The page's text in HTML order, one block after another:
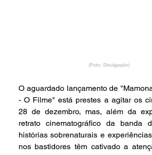
(Foto: Divulgação)
O aguardado lançamento de
- O Filme" está prestes a agitar os
28 de dezembro, mas, além da
retrato cinematográfico da banda
histórias sobrenaturais e
nos bastidores têm cativado a